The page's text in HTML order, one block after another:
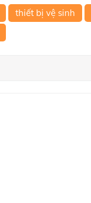
thiết bị vệ sinh